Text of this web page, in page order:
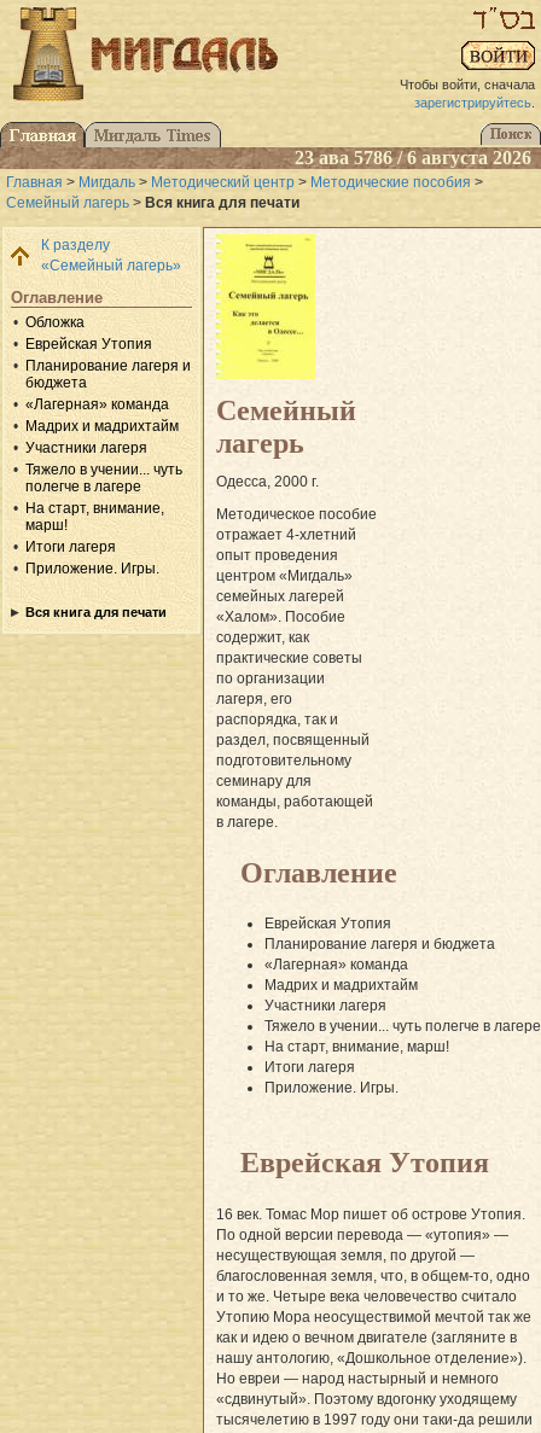
Чтобы войти, сначала
зарегистрируйтесь.
23 ава 5786 / 6 августа 2026
Главная > Мигдаль > Методический центр > Методические пособия >
Семейный лагерь > Вся книга для печати
К разделу
«Семейный лагерь»
Оглавление
Обложка
Еврейская Утопия
Планирование лагеря и
бюджета
«Лагерная» команда
Мадрих и мадрихтайм
Участники лагеря
Тяжело в учении... чуть
полегче в лагере
На старт, внимание,
марш!
Итоги лагеря
Приложение. Игры.
Вся книга для печати
Семейный
лагерь
Одесса, 2000 г.
Методическое пособие
отражает 4-хлетний
опыт проведения
центром «Мигдаль»
семейных лагерей
«Халом». Пособие
содержит, как
практические советы
по организации
лагеря, его
распорядка, так и
раздел, посвященный
подготовительному
семинару для
команды, работающей
в лагере.
Оглавление
Еврейская Утопия
Планирование лагеря и бюджета
«Лагерная» команда
Мадрих и мадрихтайм
Участники лагеря
Тяжело в учении... чуть полегче в лагере
На старт, внимание, марш!
Итоги лагеря
Приложение. Игры.
Еврейская Утопия
16 век. Томас Мор пишет об острове Утопия.
По одной версии перевода — «утопия» —
несуществующая земля, по другой —
благословенная земля, что, в общем-то, одно
и то же. Четыре века человечество считало
Утопию Мора неосуществимой мечтой так же
как и идею о вечном двигателе (загляните в
нашу антологию, «Дошкольное отделение»).
Но евреи — народ настырный и немного
«сдвинутый». Поэтому вдогонку уходящему
тысячелетию в 1997 году они таки-да решили